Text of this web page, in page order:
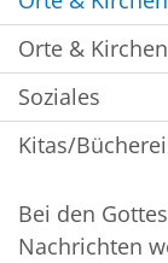
Orte &
Soziales
Kitas/
Bei den
Nachrichten